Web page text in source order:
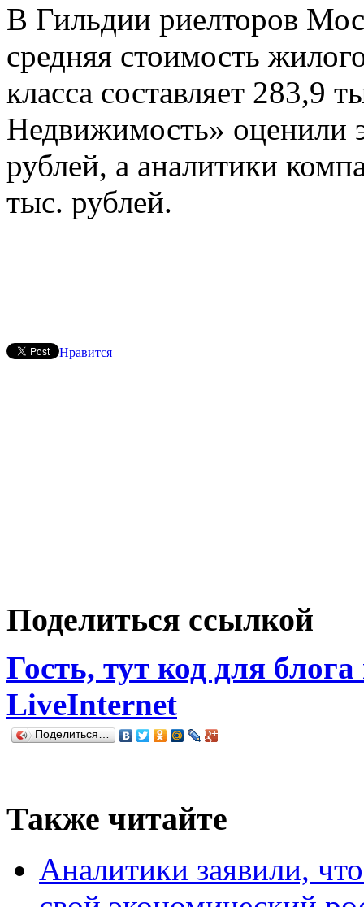
В Гильдии риелторов
средняя стоимость
класса составляет 283,9
Недвижимость» оценили
рублей, а аналитики
тыс. рублей.
Нравится
Поделиться ссылкой
Гость, тут код для
LiveInternet
Поделиться…
Также читайте
Аналитики заявили,